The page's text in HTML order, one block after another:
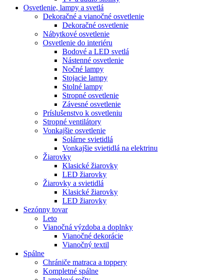
Osvetlenie, lampy a svetlá
Dekoračné a vianočné osvetlenie
Dekoračné osvetlenie
Nábytkové osvetlenie
Osvetlenie do interiéru
Bodové a LED svetlá
Nástenné osvetlenie
Nočné lampy
Stojacie lampy
Stolné lampy
Stropné osvetlenie
Závesné osvetlenie
Príslušenstvo k osvetleniu
Stropné ventilátory
Vonkajšie osvetlenie
Solárne svietidlá
Vonkajšie svietidlá na elektrinu
Žiarovky
Klasické žiarovky
LED žiarovky
Žiarovky a svietidlá
Klasické žiarovky
LED žiarovky
Sezónny tovar
Leto
Vianočná výzdoba a doplnky
Vianočné dekorácie
Vianočný textil
Spálne
Chrániče matraca a toppery
Kompletné spálne